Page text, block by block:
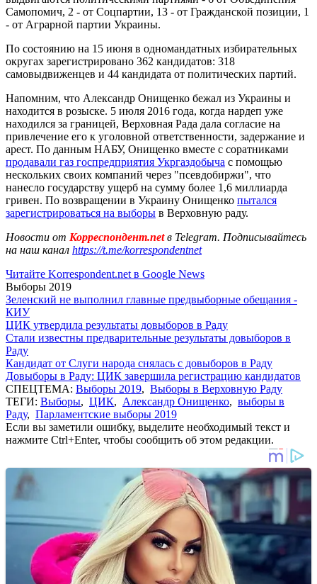
Самопомич, 2 - от Соцпартии, 13 - от Гражданской позиции, 1
- от Аграрной партии Украины.
По состоянию на 15 июня в одномандатных избирательных
округах зарегистрировано 362 кандидатов: 318
самовыдвиженцев и 44 кандидата от политических партий.
Напомним, что Александр Онищенко бежал из Украины и
находится в розыске. 5 июля 2016 года, когда нардеп уже
находился за границей, Верховная Рада дала согласие на
привлечение его к уголовной ответственности, задержание и
арест. По данным НАБУ, Онищенко вместе с соратниками
продавали газ госпредприятия Укргаздобыча с помощью
нескольких своих компаний через "псевдобиржи", что
нанесло государству ущерб на сумму более 1,6 миллиарда
гривен. По возвращении в Украину Онищенко пытался
зарегистрироваться на выборы в Верховную раду.
Новости от Корреспондент.netв Telegram. Подписывайтесь
на наш канал https://t.me/korrespondentnet
Читайте Korrespondent.net в Google News
Выборы 2019
Зеленский не выполнил главные предвыборные обещания -
КИУ
ЦИК утвердила результаты довыборов в Раду
Стали известны предварительные результаты довыборов в
Раду
Кандидат от Слуги народа снялась с довыборов в Раду
Довыборы в Раду: ЦИК завершила регистрацию кандидатов
СПЕЦТЕМА: Выборы 2019, Выборы в Верховную Раду
ТЕГИ: Выборы, ЦИК, Александр Онищенко, выборы в
Раду, Парламентские выборы 2019
Если вы заметили ошибку, выделите необходимый текст и
нажмите Ctrl+Enter, чтобы сообщить об этом редакции.